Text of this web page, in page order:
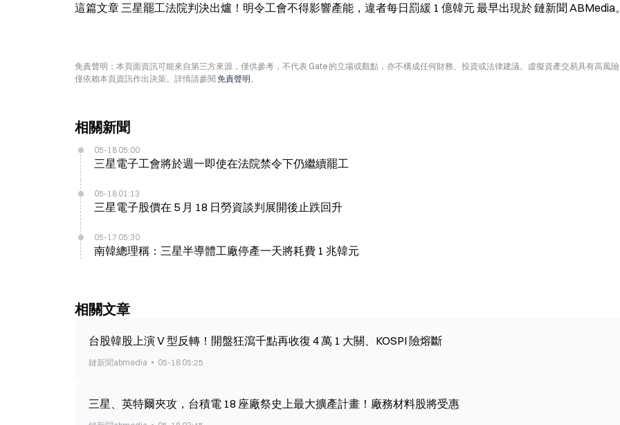
這篇文章 三星罷工法院判決出爐！明令工會不得影響產能，違者每日罰緩 1 億韓元 最早出現於 鏈新聞 ABMedia
免責聲明：本頁面資訊可能來自第三方來源，僅供參考，不代表 Gate 的立場或觀點，亦不構成任何財務、投資或法律建議。虛擬資產交易具有高風
僅依賴本頁資訊作出決策。詳情請參閱 免責聲明。
相關新聞
05-18 05:00
三星電子工會將於週一即使在法院禁令下仍繼續罷工
05-18 01:13
三星電子股價在 5 月 18 日勞資談判展開後止跌回升
05-17 05:30
南韓總理稱：三星半導體工廠停產一天將耗費 1 兆韓元
相關文章
台股韓股上演 V 型反轉！開盤狂瀉千點再收復 4 萬 1 大關、KOSPI 險熔斷
鏈新聞abmedia 05-18 05:25
三星、英特爾夾攻，台積電 18 座廠祭史上最大擴產計畫！廠務材料股將受惠